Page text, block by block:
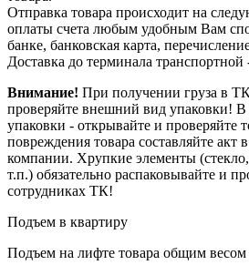
Отправка товара происходит на
оплаты счета любым удобным Вам
банке, банковская карта,
Доставка до терминала транспортной
Внимание! При получении груза в ТК
проверяйте внешний вид упаковки! В
упаковки - открывайте и проверяйте
повреждения товара составляйте акт
компании. Хрупкие элементы
т.п.) обязательно распаковывайте и
сотрудниках ТК!
Подъем в квартиру
Подъем на лифте товара общим весом